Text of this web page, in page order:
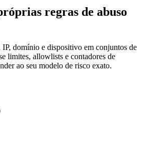
regras de abuso
domínio e dispositivo em conjuntos de
limites, allowlists e contadores de
ao seu modelo de risco exato.